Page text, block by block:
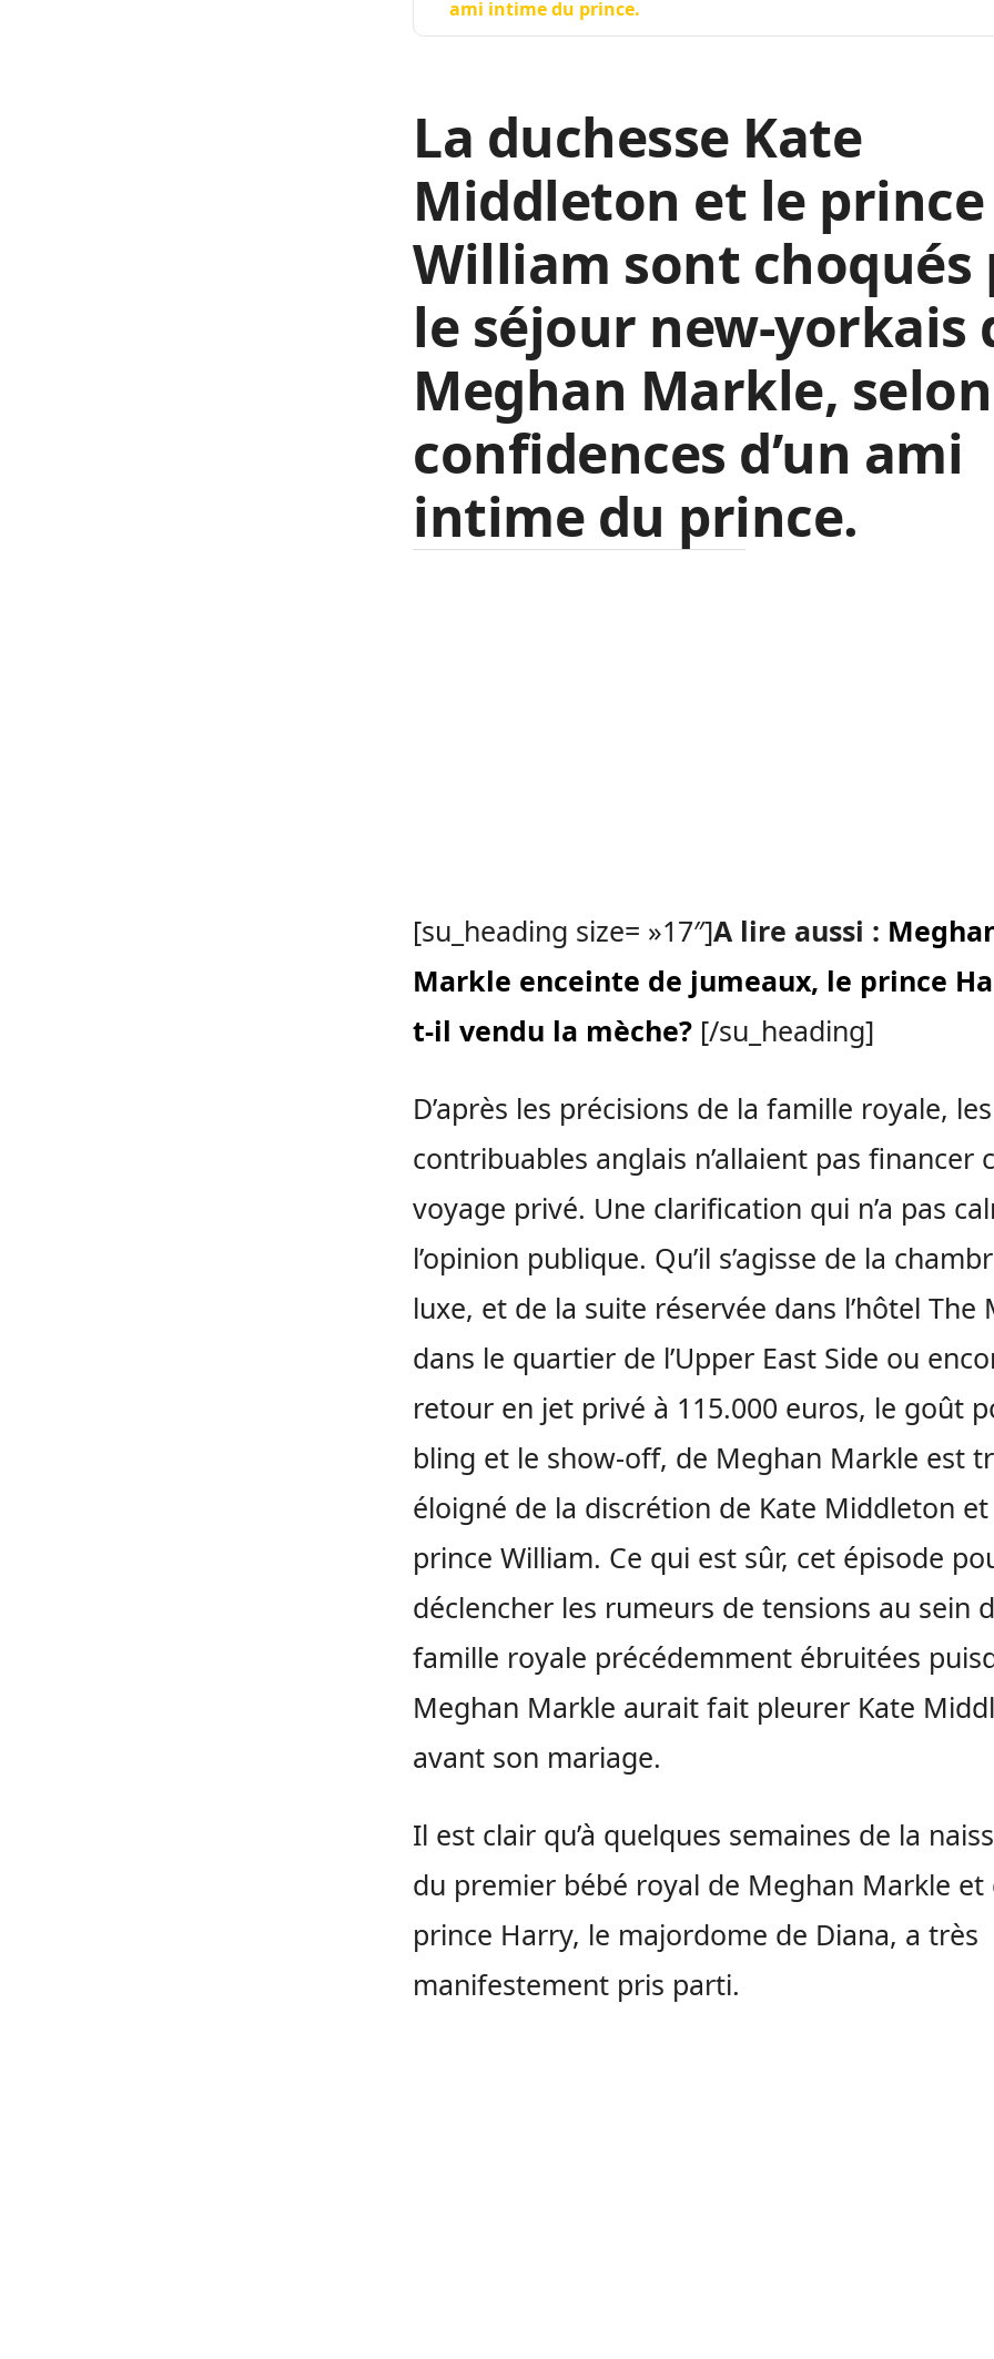
ami intime du prince.
La duchesse Kate
Middleton et le prince
William sont choqués
le séjour new-yorkais
Meghan Markle,
confidences d’un ami
intime du prince.
[su_heading size= »17″]A lire aussi :
Markle enceinte de jumeaux, le prince
t-il vendu la mèche? [/su_heading]
D’après les précisions de la famille royale, les
contribuables anglais n’allaient pas financer
voyage privé. Une clarification qui n’a pas
l’opinion publique. Qu’il s’agisse de la
luxe, et de la suite réservée dans l’hôtel The
dans le quartier de l’Upper East Side ou
retour en jet privé à 115.000 euros, le goût
bling et le show-off, de Meghan Markle est
éloigné de la discrétion de Kate Middleton
prince William. Ce qui est sûr, cet épisode
déclencher les rumeurs de tensions au sein
famille royale précédemment ébruitées
Meghan Markle aurait fait pleurer Kate
avant son mariage.
Il est clair qu’à quelques semaines de la
du premier bébé royal de Meghan Markle et
prince Harry, le majordome de Diana, a très
manifestement pris parti.